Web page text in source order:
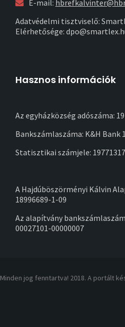
E-mail:
Adatvédelmi tisztviselő:
Elérhetősége:
Hasznos információk
Az egyházközség adószáma:
Bankszámlaszáma: K&H Bank
Statisztikai számjele: 19771317
A Hajdúböszörményi Kálvin
18996689-1-09
Az alapítvány
00027101-00000007
Minden jog fenntartva! 2018. A portált